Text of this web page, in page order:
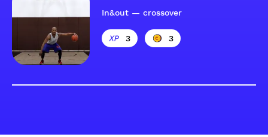
In&out — crossover
3 3